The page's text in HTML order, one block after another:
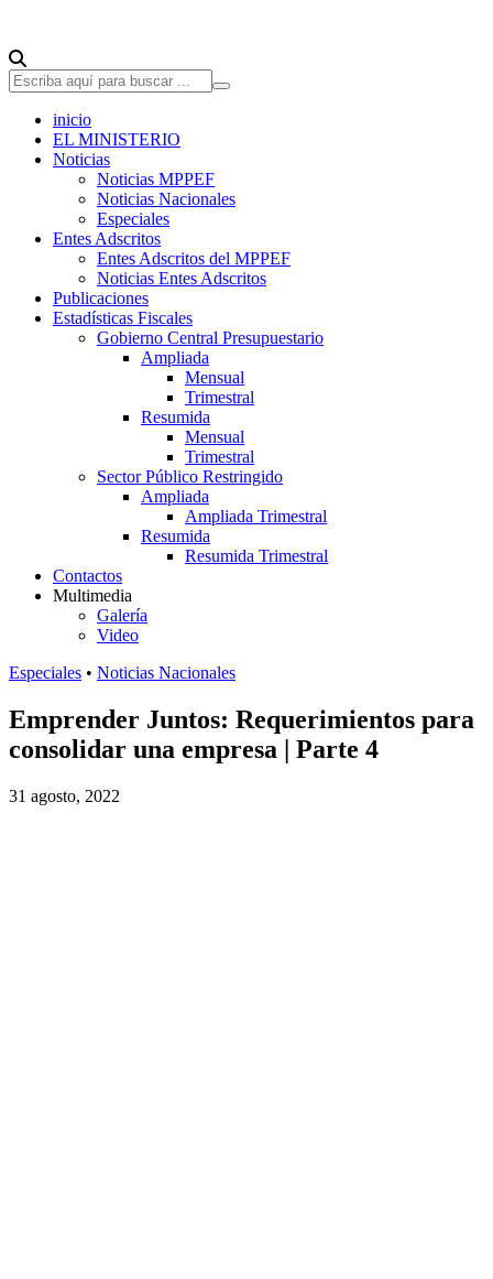
inicio
EL MINISTERIO
Noticias
Noticias MPPEF
Noticias Nacionales
Especiales
Entes Adscritos
Entes Adscritos del MPPEF
Noticias Entes Adscritos
Publicaciones
Estadísticas Fiscales
Gobierno Central Presupuestario
Ampliada
Mensual
Trimestral
Resumida
Mensual
Trimestral
Sector Público Restringido
Ampliada
Ampliada Trimestral
Resumida
Resumida Trimestral
Contactos
Multimedia
Galería
Video
Especiales • Noticias Nacionales
Emprender Juntos: Requerimientos para
consolidar una empresa | Parte 4
31 agosto, 2022